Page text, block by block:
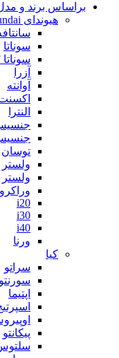
براساس برند و
هیوندای Hyundai
سوناتا
سوناتا YF
آزرا
آوانته
النترا
توسان
ولستر
ولستر
i20
i30
i40
ورنا
کیا
سراتو
سورنتو
اپتیما
پیکانتو